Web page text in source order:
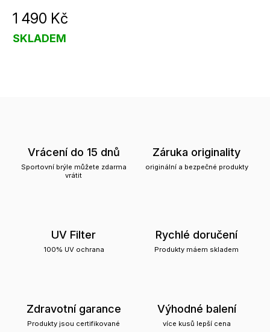
1 490 Kč
SKLADEM
Vrácení do 15 dnů
Sportovní brýle můžete zdarma
vrátit
Záruka originality
originální a bezpečné produkty
UV Filter
100% UV ochrana
Rychlé doručení
Produkty máem skladem
Zdravotní garance
Produkty jsou certifikované
Výhodné balení
více kusů lepší cena